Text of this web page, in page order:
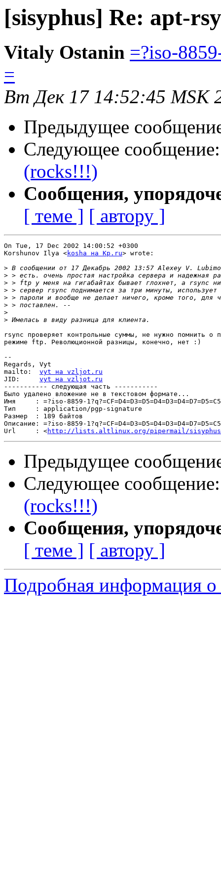
[sisyphus] Re: apt-
Vitaly Ostanin =?iso-
=
Вт Дек 17 14:52:45 MSK
Предыдущее
Следующее
(rocks!!!)
Сообщения,
[ теме ] [ автору ]
On Tue, 17 Dec 2002 14:00:52 +0300
Korshunov Ilya <kosha на Kp.ru> wrote:
>
>
>
>
>
>
>
>
rsync проверяет контрольные суммы, не нужно помнить о
режиме ftp. Революционной разницы, конечно, нет :)
--
Regards, Vyt
mailto: vyt на vzljot.ru
JID: vyt на vzljot.ru
----------- следующая часть -----------
Было удалено вложение не в текстовом формате...
Имя     : =?iso-8859-
Тип     : application/pgp-signature
Размер  : 189 байтов
Описание: =?iso-8859-
Url     : <http://lists.altlinux.org/pipermail/sisyphus/
Предыдущее
Следующее
(rocks!!!)
Сообщения,
[ теме ] [ автору ]
Подробная информация о